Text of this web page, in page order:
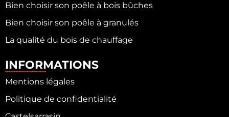
Bien choisir son poêle à bois bûches
Bien choisir son poêle à granulés
La qualité du bois de chauffage
INFORMATIONS
Mentions légales
Politique de confidentialité